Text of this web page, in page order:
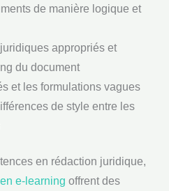
de manière logique et
appropriés et
du document
et les formulations vagues
de style entre les
en rédaction juridique,
e-learning offrent des